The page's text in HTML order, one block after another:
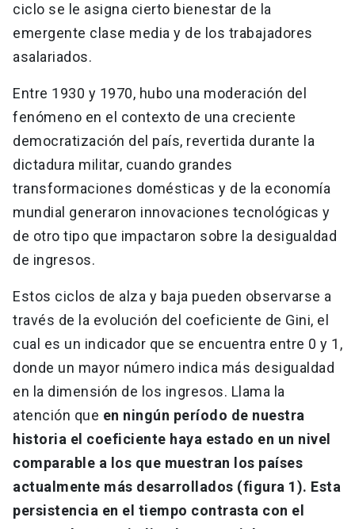
ciclo se le asigna cierto bienestar de la
emergente clase media y de los trabajadores
asalariados.
Entre 1930 y 1970, hubo una moderación del
fenómeno en el contexto de una creciente
democratización del país, revertida durante la
dictadura militar, cuando grandes
transformaciones domésticas y de la economía
mundial generaron innovaciones tecnológicas y
de otro tipo que impactaron sobre la desigualdad
de ingresos.
Estos ciclos de alza y baja pueden observarse a
través de la evolución del coeficiente de Gini, el
cual es un indicador que se encuentra entre 0 y 1,
donde un mayor número indica más desigualdad
en la dimensión de los ingresos. Llama la
atención que en ningún período de nuestra
historia el coeficiente haya estado en un nivel
comparable a los que muestran los países
actualmente más desarrollados (figura 1). Esta
persistencia en el tiempo contrasta con el